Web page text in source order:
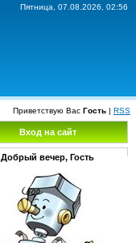
Пятница, 07.08.2026, 02:56
Приветствую Вас Гость | RSS
Вход на сайт
Добрый вечер, Гость